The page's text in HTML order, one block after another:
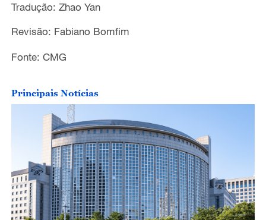
Tradução: Zhao Yan
Revisão: Fabiano Bomfim
Fonte: CMG
Principais Notícias